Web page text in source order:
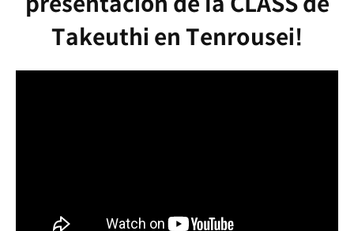
Takeuthi en Tenrousei!